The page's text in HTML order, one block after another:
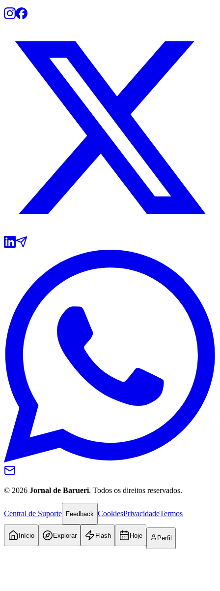
© 2026 Jornal de Barueri. Todos os direitos reservados.
Central de Suporte Feedback CookiesPrivacidadeTermos
Início Explorar Flash Hoje Perfil